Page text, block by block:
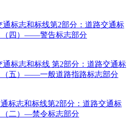
标志和标线第2部分：道路交通标
（四）——警告标志部分
标志和标线 第2部分：道路交通标
（五）——一般道路指路标志部分
标志和标线第2部分：道路交通标
（二）—禁令标志部分